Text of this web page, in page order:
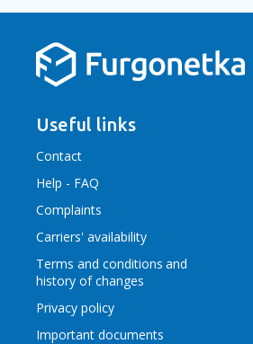
Useful links
Contact
Help - FAQ
Complaints
Carriers' availability
Terms and conditions and
history of changes
Privacy policy
Important documents